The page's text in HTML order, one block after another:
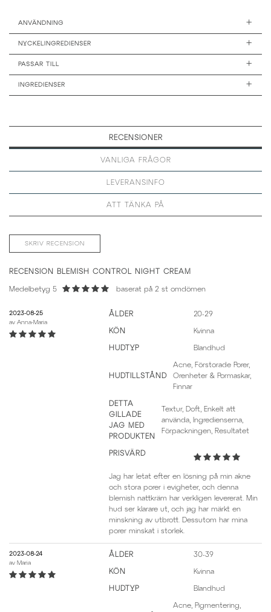
ANVÄNDNING +
NYCKELINGREDIENSER +
PASSAR TILL +
INGREDIENSER +
RECENSIONER
VANLIGA FRÅGOR
LEVERANSINFO
ATT TÄNKA PÅ
SKRIV RECENSION
RECENSION BLEMISH CONTROL NIGHT CREAM
Medelbetyg 5 baserat på 2 st omdömen
2023-08-25
av Anna-Maria
ÅLDER 20-29
KÖN Kvinna
HUDTYP Blandhud
HUDTILLSTÅND
Acne, Förstorade Porer,
Orenheter & Pormaskar,
Finnar
DETTA
GILLADE
JAG MED
PRODUKTEN
Textur, Doft, Enkelt att
använda, Ingredienserna,
Förpackningen, Resultatet
PRISVÄRD
Jag har letat efter en lösning på min akne
och stora porer i evigheter, och denna
blemish nattkräm har verkligen levererat. Min
hud ser klarare ut, och jag har märkt en
minskning av utbrott. Dessutom har mina
porer minskat i storlek.
2023-08-24
av Maria
ÅLDER 30-39
KÖN Kvinna
HUDTYP Blandhud
Acne, Pigmentering,